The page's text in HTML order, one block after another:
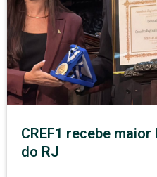
CREF1 recebe
do RJ